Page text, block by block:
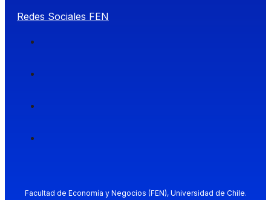
Redes Sociales FEN
Facultad de Economía y Negocios (FEN), Universidad de Chile.